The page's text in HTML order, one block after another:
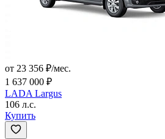
от 23 356 ₽/мес.
1 637 000 ₽
LADA Largus
106 л.с.
Купить